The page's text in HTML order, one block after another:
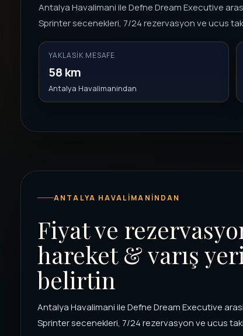
Antalya Havalimani ile Defne Dream Executive
Sprinter secenekleri, 7/24 rezervasyon ve ucus
YAKLASIK MESAFE
58 km
Antalya Havalimanindan
ANTALYA HAVALIMANINDAN
Fiyat ve
hareket & varış
belirtin
Antalya Havalimani ile Defne Dream Executive
Sprinter secenekleri, 7/24 rezervasyon ve ucus